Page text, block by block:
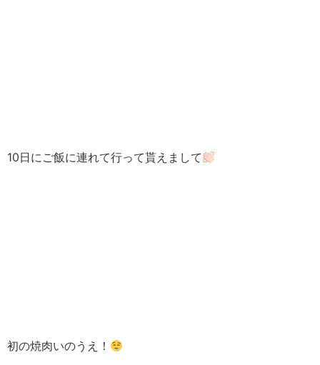
10日にご飯に連れて行って貰えまして
初の焼肉いのうえ！